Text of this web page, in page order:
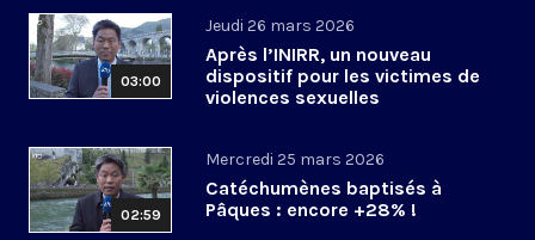
03:00
Jeudi 26 mars 2026
Après l’INIRR, un nouveau
dispositif pour les victimes de
violences sexuelles
02:59
Mercredi 25 mars 2026
Catéchumènes baptisés à
Pâques : encore +28% !